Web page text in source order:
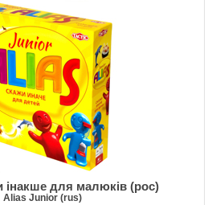
інакше для малюків (рос)
Alias Junior (rus)